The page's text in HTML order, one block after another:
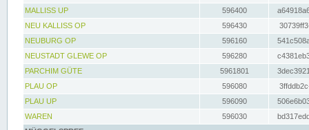
MALLISS UP
596400
NEU KALLISS OP
596430
NEUBURG OP
596160
NEUSTADT GLEWE OP
596280
PARCHIM GÜTE
5961801
PLAU OP
596080
PLAU UP
596090
WAREN
596030